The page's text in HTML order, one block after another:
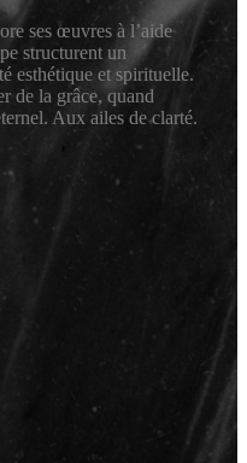
ses œuvres à l’aide
structurent un
esthétique et spirituelle.
de la grâce, quand
Aux ailes de clarté.